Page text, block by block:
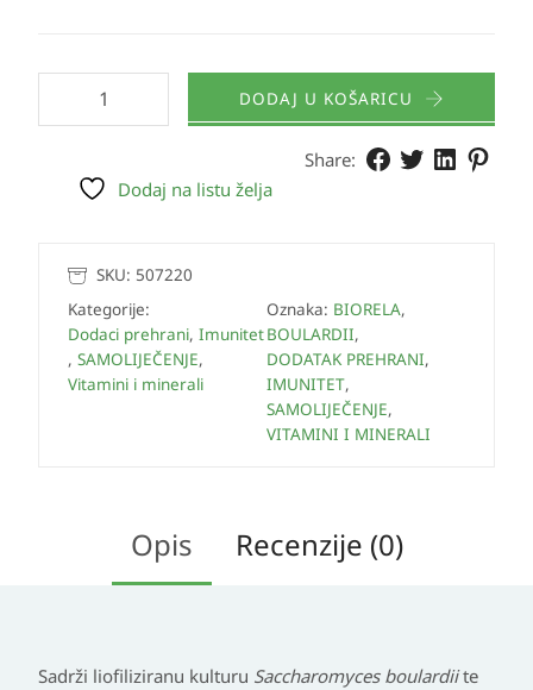
DODAJ U KOŠARICU
Share:
Dodaj na listu želja
SKU: 507220
Kategorije:
Dodaci prehrani, Imunitet
, SAMOLIJEČENJE,
Vitamini i minerali
Oznaka: BIORELA,
BOULARDII,
DODATAK PREHRANI,
IMUNITET,
SAMOLIJEČENJE,
VITAMINI I MINERALI
Opis Recenzije (0)
Sadrži liofiliziranu kulturu Saccharomyces boulardiite